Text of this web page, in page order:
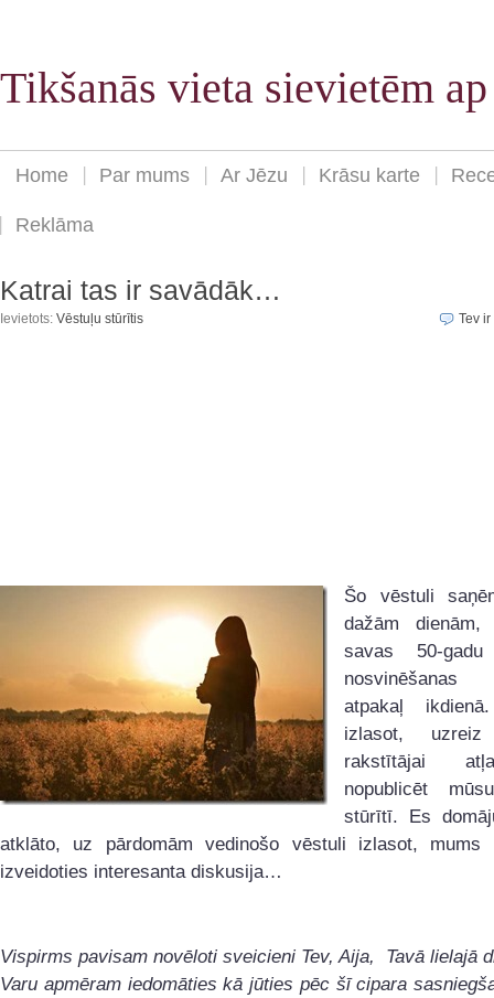
Tikšanās vieta sievietēm
Home Par mums Ar Jēzu Krāsu karte
Reklāma
Katrai tas ir savādāk…
Ievietots: Vēstuļu stūrītis Tev ir
Šo vēstuli
dažām
savas 50-gadu
nosvinēšanas
atpakaļ
izlasot, uzreiz
rakstītājai
nopublicēt
stūrītī. Es
atklāto, uz pārdomām vedinošo vēstuli izlasot, mums
izveidoties interesanta diskusija…
Vispirms pavisam novēloti sveicieni Tev, Aija, Tavā lielajā
Varu apmēram iedomāties kā jūties pēc šī cipara